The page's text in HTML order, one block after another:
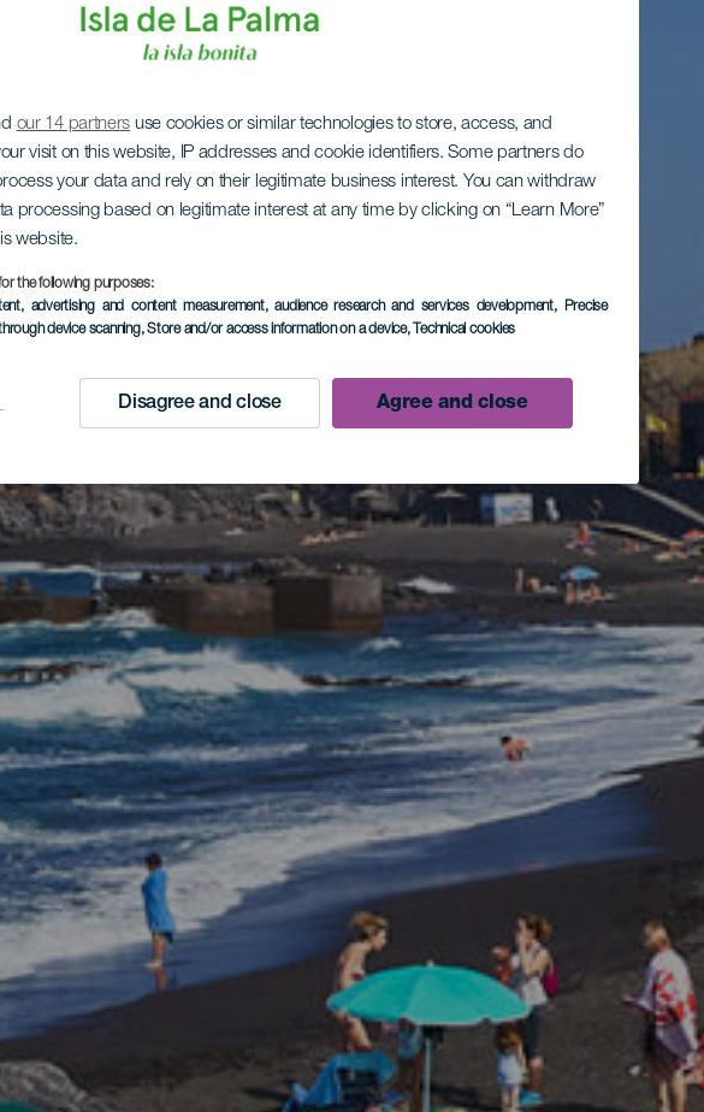
our 14 partners use cookies or similar technologies to store, access, and
visit on this website, IP addresses and cookie identifiers. Some partners do
your data and rely on their legitimate business interest. You can withdraw
processing based on legitimate interest at any time by clicking on “Learn More”
website.
the following purposes:
advertising and content measurement, audience research and services development, Precise
device scanning, Store and/or access information on a device, Technical cookies
Disagree and close Agree and close